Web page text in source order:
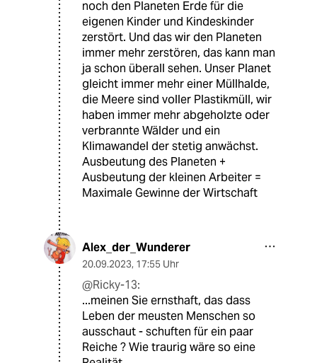
noch den Planeten Erde für die
eigenen Kinder und Kindeskinder
zerstört. Und das wir den Planeten
immer mehr zerstören, das kann man
ja schon überall sehen. Unser Planet
gleicht immer mehr einer Müllhalde,
die Meere sind voller Plastikmüll, wir
haben immer mehr abgeholzte oder
verbrannte Wälder und ein
Klimawandel der stetig anwächst.
Ausbeutung des Planeten +
Ausbeutung der kleinen Arbeiter =
Maximale Gewinne der Wirtschaft
Alex_der_Wunderer
20.09.2023, 17:55 Uhr
@Ricky-13:
...meinen Sie ernsthaft, das dass
Leben der meusten Menschen so
ausschaut - schuften für ein paar
Reiche ? Wie traurig wäre so eine